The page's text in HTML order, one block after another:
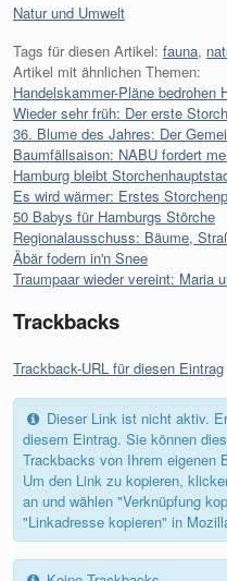
Kategorien:
Natur und Umwelt
Tags für diesen Artikel: fauna,
Artikel mit ähnlichen Themen:
Handelskammer-Pläne bedrohen
Wieder sehr früh: Der erste
36. Blume des Jahres: Der
Baumfällsaison: NABU fordert
Hamburg bleibt
Es wird wärmer: Erstes
50 Babys für Hamburgs Störche
Regionalausschuss: Bäume,
Äbär fodern in'n Snee
Traumpaar wieder vereint: Maria
Trackbacks
Trackback-URL für diesen Eintrag
Dieser Link ist nicht aktiv.
diesem Eintrag. Sie können
Trackbacks von Ihrem eigenen
Um den Link zu kopieren,
an und wählen "Verknüpfung
"Linkadresse kopieren" in